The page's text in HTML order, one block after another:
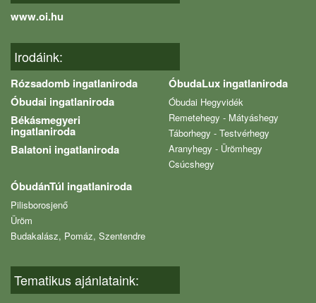
www.oi.hu
Irodáink:
Rózsadomb ingatlaniroda
Óbudai ingatlaniroda
Békásmegyeri
ingatlaniroda
Balatoni ingatlaniroda
ÓbudaLux ingatlaniroda
Óbudai Hegyvidék
Remetehegy - Mátyáshegy
Táborhegy - Testvérhegy
Aranyhegy - Ürömhegy
Csúcshegy
ÓbudánTúl ingatlaniroda
Pilisborosjenő
Üröm
Budakalász, Pomáz, Szentendre
Tematikus ajánlataink: